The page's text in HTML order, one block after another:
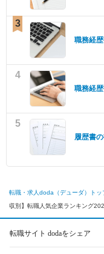
3
職務経
4
職務経
5
履歴書
転職・求人doda（デューダ）トッ
収別】転職人気企業ランキング
転職サイト dodaをシェア